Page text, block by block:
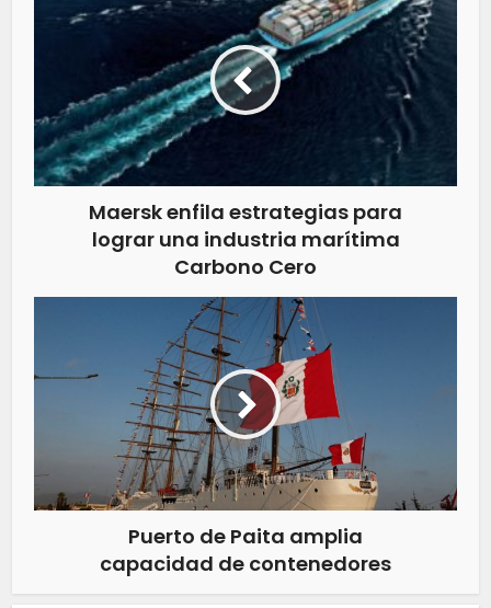
Maersk enfila estrategias para
lograr una industria marítima
Carbono Cero
Puerto de Paita amplia
capacidad de contenedores